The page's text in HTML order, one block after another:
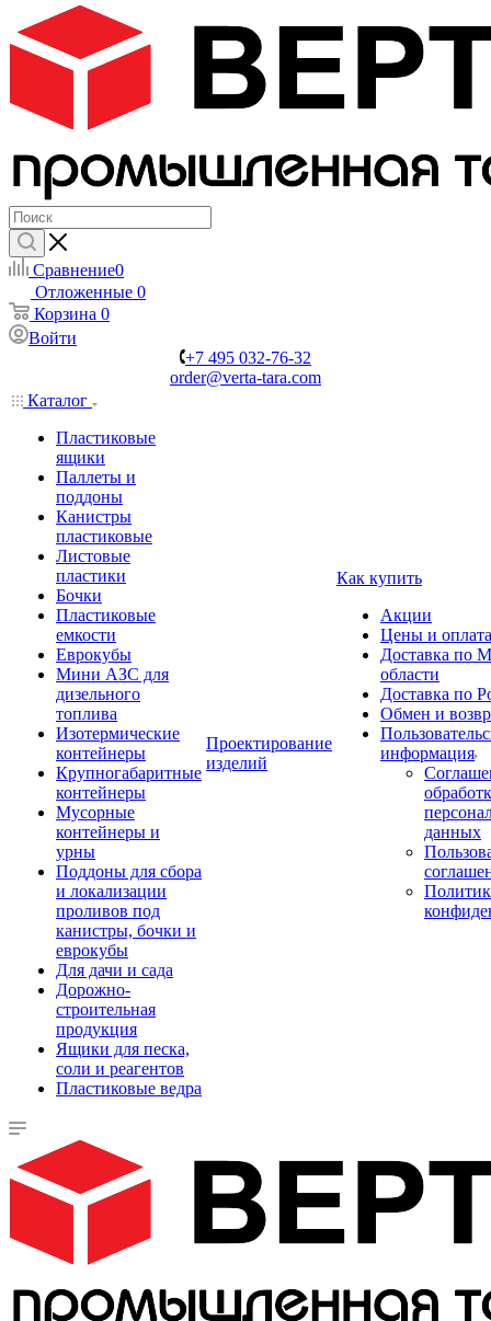
Сравнение0
Отложенные 0
Корзина 0
Войти
+7 495 032-76-32
order@verta-tara.com
Каталог
Пластиковые
ящики
Паллеты и
поддоны
Канистры
пластиковые
Листовые
пластики
Бочки
Пластиковые
емкости
Еврокубы
Мини АЗС для
дизельного
топлива
Изотермические
контейнеры
Крупногабаритные
контейнеры
Мусорные
контейнеры и
урны
Поддоны для сбора
и локализации
проливов под
канистры, бочки и
еврокубы
Для дачи и сада
Дорожно-
строительная
продукция
Ящики для песка,
соли и реагентов
Пластиковые ведра
Проектирование
изделий
Как купить
Акции
Цены и оплата
Доставка по
области
Доставка по
Обмен и
информация
данных